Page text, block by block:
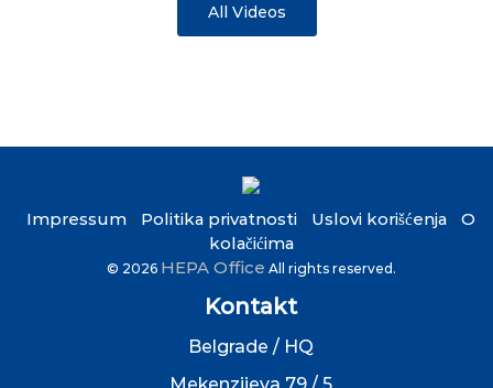
All Videos
Impressum • Politika privatnosti • Uslovi korišćenja •O
kolačićima
© 2026 HEPA Office All rights reserved.
Kontakt
Belgrade / HQ
Mekenzijeva 79 / 5